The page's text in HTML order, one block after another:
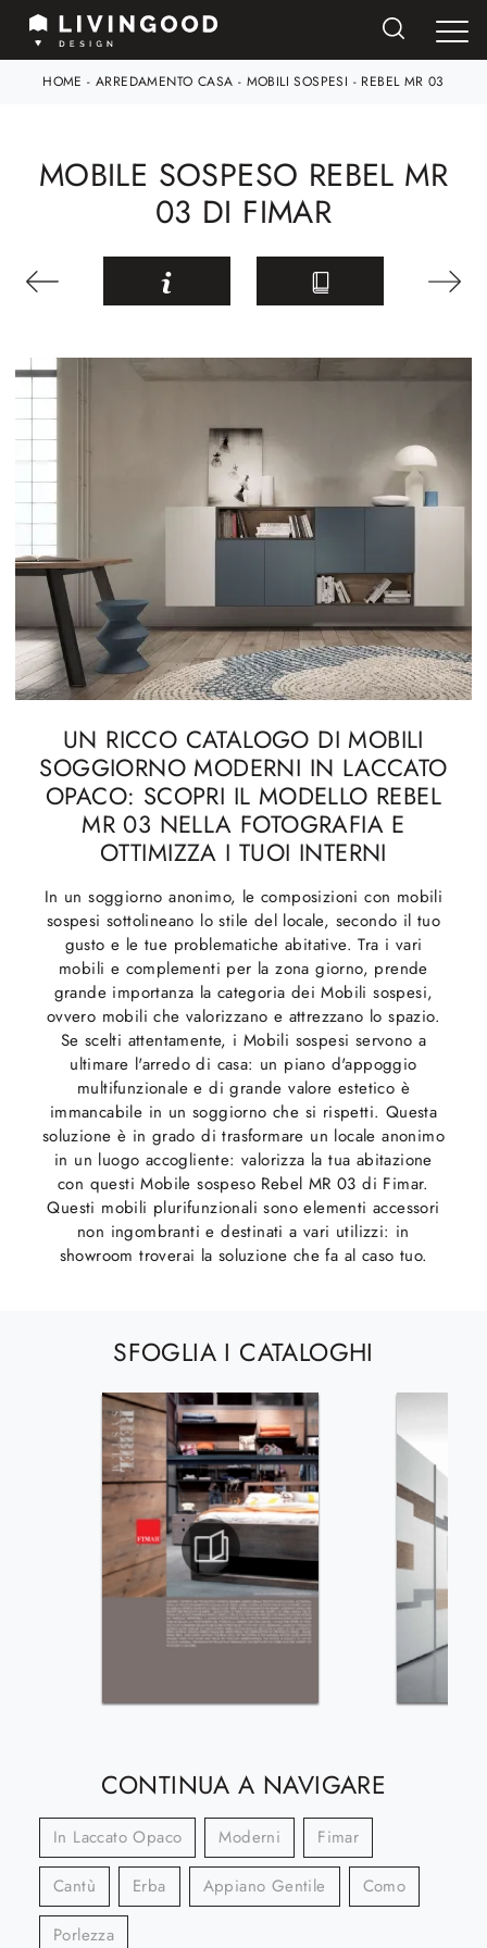
HOME - ARREDAMENTO CASA - MOBILI SOSPESI - REBEL MR 03
MOBILE SOSPESO REBEL MR
03 DI FIMAR
UN RICCO CATALOGO DI MOBILI
SOGGIORNO MODERNI IN LACCATO
OPACO: SCOPRI IL MODELLO REBEL
MR 03 NELLA FOTOGRAFIA E
OTTIMIZZA I TUOI INTERNI
In un soggiorno anonimo, le composizioni con mobili
sospesi sottolineano lo stile del locale, secondo il tuo
gusto e le tue problematiche abitative. Tra i vari
mobili e complementi per la zona giorno, prende
grande importanza la categoria dei Mobili sospesi,
ovvero mobili che valorizzano e attrezzano lo spazio.
Se scelti attentamente, i Mobili sospesi servono a
ultimare l'arredo di casa: un piano d'appoggio
multifunzionale e di grande valore estetico è
immancabile in un soggiorno che si rispetti. Questa
soluzione è in grado di trasformare un locale anonimo
in un luogo accogliente: valorizza la tua abitazione
con questi Mobile sospeso Rebel MR 03 di Fimar.
Questi mobili plurifunzionali sono elementi accessori
non ingombranti e destinati a vari utilizzi: in
showroom troverai la soluzione che fa al caso tuo.
SFOGLIA I CATALOGHI
CONTINUA A NAVIGARE
In Laccato Opaco Moderni Fimar
Cantù Erba Appiano Gentile Como
Porlezza